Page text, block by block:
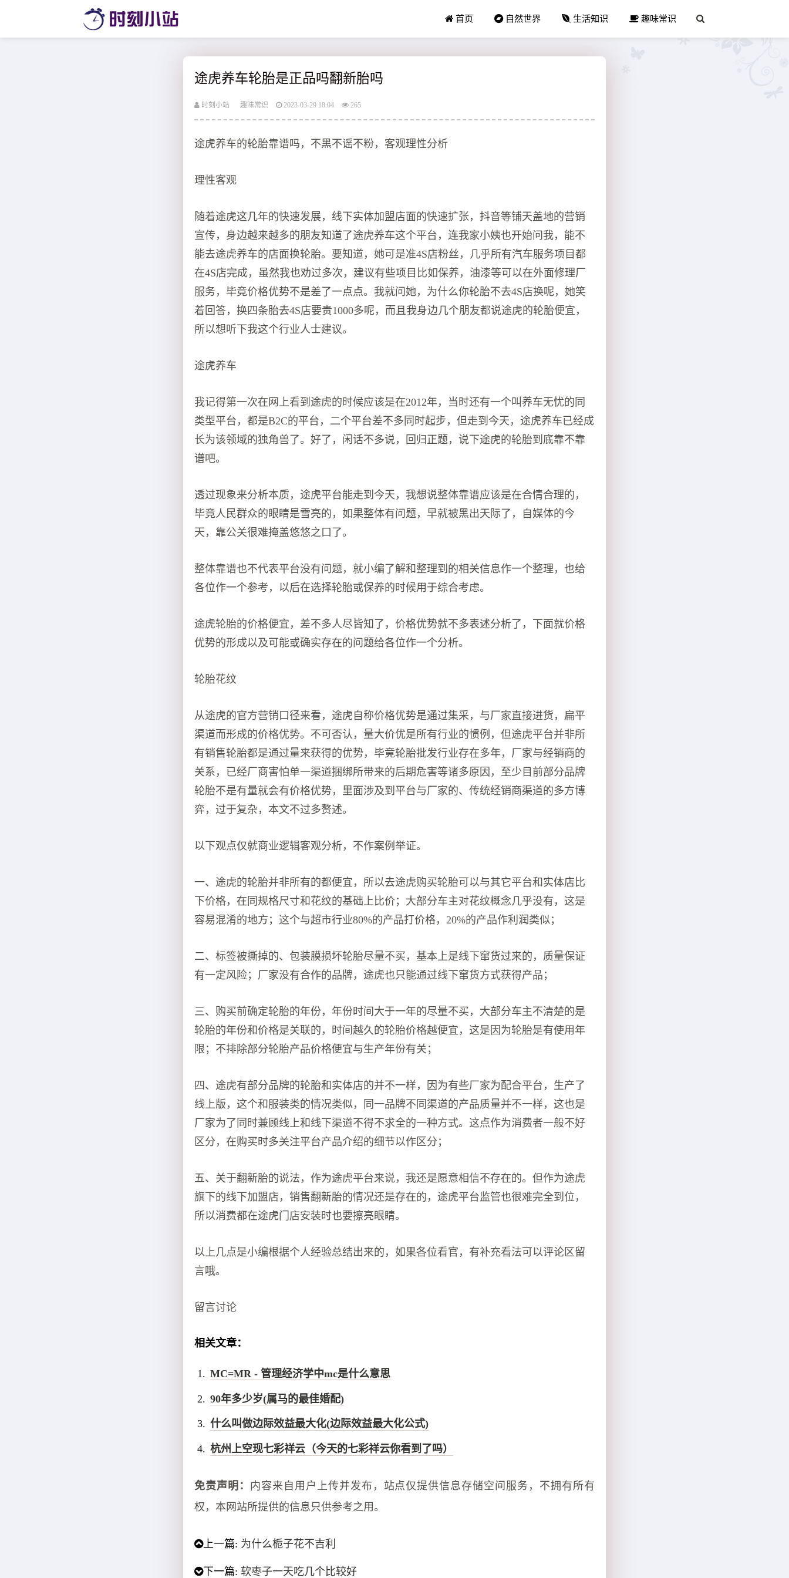
首页 自然世界 生活知识 趣味常识
途虎养车轮胎是正品吗翻新胎吗
时刻小站 趣味常识 2023-03-29 18:04 265
途虎养车的轮胎靠谱吗，不黑不谣不粉，客观理性分析
理性客观
随着途虎这几年的快速发展，线下实体加盟店面的快速扩张，抖音等铺天盖地的营销
宣传，身边越来越多的朋友知道了途虎养车这个平台，连我家小姨也开始问我，能不
能去途虎养车的店面换轮胎。要知道，她可是准4S店粉丝，几乎所有汽车服务项目都
在4S店完成，虽然我也劝过多次，建议有些项目比如保养，油漆等可以在外面修理厂
服务，毕竟价格优势不是差了一点点。我就问她，为什么你轮胎不去4S店换呢，她笑
着回答，换四条胎去4S店要贵1000多呢，而且我身边几个朋友都说途虎的轮胎便宜，
所以想听下我这个行业人士建议。
途虎养车
我记得第一次在网上看到途虎的时候应该是在2012年，当时还有一个叫养车无忧的同
类型平台，都是B2C的平台，二个平台差不多同时起步，但走到今天，途虎养车已经成
长为该领域的独角兽了。好了，闲话不多说，回归正题，说下途虎的轮胎到底靠不靠
谱吧。
透过现象来分析本质，途虎平台能走到今天，我想说整体靠谱应该是在合情合理的，
毕竟人民群众的眼睛是雪亮的，如果整体有问题，早就被黑出天际了，自媒体的今
天，靠公关很难掩盖悠悠之口了。
整体靠谱也不代表平台没有问题，就小编了解和整理到的相关信息作一个整理，也给
各位作一个参考，以后在选择轮胎或保养的时候用于综合考虑。
途虎轮胎的价格便宜，差不多人尽皆知了，价格优势就不多表述分析了，下面就价格
优势的形成以及可能或确实存在的问题给各位作一个分析。
轮胎花纹
从途虎的官方营销口径来看，途虎自称价格优势是通过集采，与厂家直接进货，扁平
渠道而形成的价格优势。不可否认，量大价优是所有行业的惯例，但途虎平台并非所
有销售轮胎都是通过量来获得的优势，毕竟轮胎批发行业存在多年，厂家与经销商的
关系，已经厂商害怕单一渠道捆绑所带来的后期危害等诸多原因，至少目前部分品牌
轮胎不是有量就会有价格优势，里面涉及到平台与厂家的、传统经销商渠道的多方博
弈，过于复杂，本文不过多赘述。
以下观点仅就商业逻辑客观分析，不作案例举证。
一、途虎的轮胎并非所有的都便宜，所以去途虎购买轮胎可以与其它平台和实体店比
下价格，在同规格尺寸和花纹的基础上比价；大部分车主对花纹概念几乎没有，这是
容易混淆的地方；这个与超市行业80%的产品打价格，20%的产品作利润类似；
二、标签被撕掉的、包装膜损坏轮胎尽量不买，基本上是线下窜货过来的，质量保证
有一定风险；厂家没有合作的品牌，途虎也只能通过线下窜货方式获得产品；
三、购买前确定轮胎的年份，年份时间大于一年的尽量不买，大部分车主不清楚的是
轮胎的年份和价格是关联的，时间越久的轮胎价格越便宜，这是因为轮胎是有使用年
限；不排除部分轮胎产品价格便宜与生产年份有关；
四、途虎有部分品牌的轮胎和实体店的并不一样，因为有些厂家为配合平台，生产了
线上版，这个和服装类的情况类似，同一品牌不同渠道的产品质量并不一样，这也是
厂家为了同时兼顾线上和线下渠道不得不求全的一种方式。这点作为消费者一般不好
区分，在购买时多关注平台产品介绍的细节以作区分；
五、关于翻新胎的说法，作为途虎平台来说，我还是愿意相信不存在的。但作为途虎
旗下的线下加盟店，销售翻新胎的情况还是存在的，途虎平台监管也很难完全到位，
所以消费都在途虎门店安装时也要擦亮眼睛。
以上几点是小编根据个人经验总结出来的，如果各位看官，有补充看法可以评论区留
言哦。
留言讨论
相关文章：
MC=MR - 管理经济学中mc是什么意思
90年多少岁(属马的最佳婚配)
什么叫做边际效益最大化(边际效益最大化公式)
杭州上空现七彩祥云（今天的七彩祥云你看到了吗）
免责声明： 内容来自用户上传并发布，站点仅提供信息存储空间服务，不拥有所有
权，本网站所提供的信息只供参考之用。
上一篇: 为什么栀子花不吉利
下一篇:软枣子一天吃几个比较好